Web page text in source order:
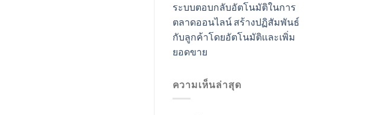
ระบบตอบกลับอัตโนมัติในการ
ตลาดออนไลน์ สร้างปฏิสัมพันธ์
กับลูกค้าโดยอัตโนมัติและเพิ่ม
ยอดขาย
ความเห็นล่าสุด